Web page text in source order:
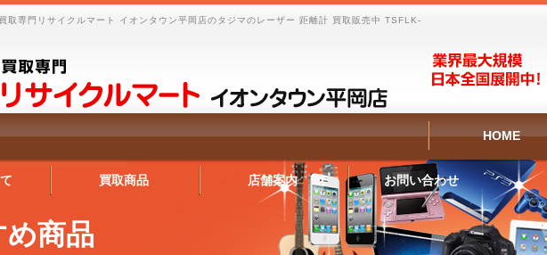
取専門リサイクルマート イオンタウン平岡店のタジマのレーザー 距離計 買取販売中 TSFLK-
HOME
買取商品 店舗案内 お問い合わせ
商品